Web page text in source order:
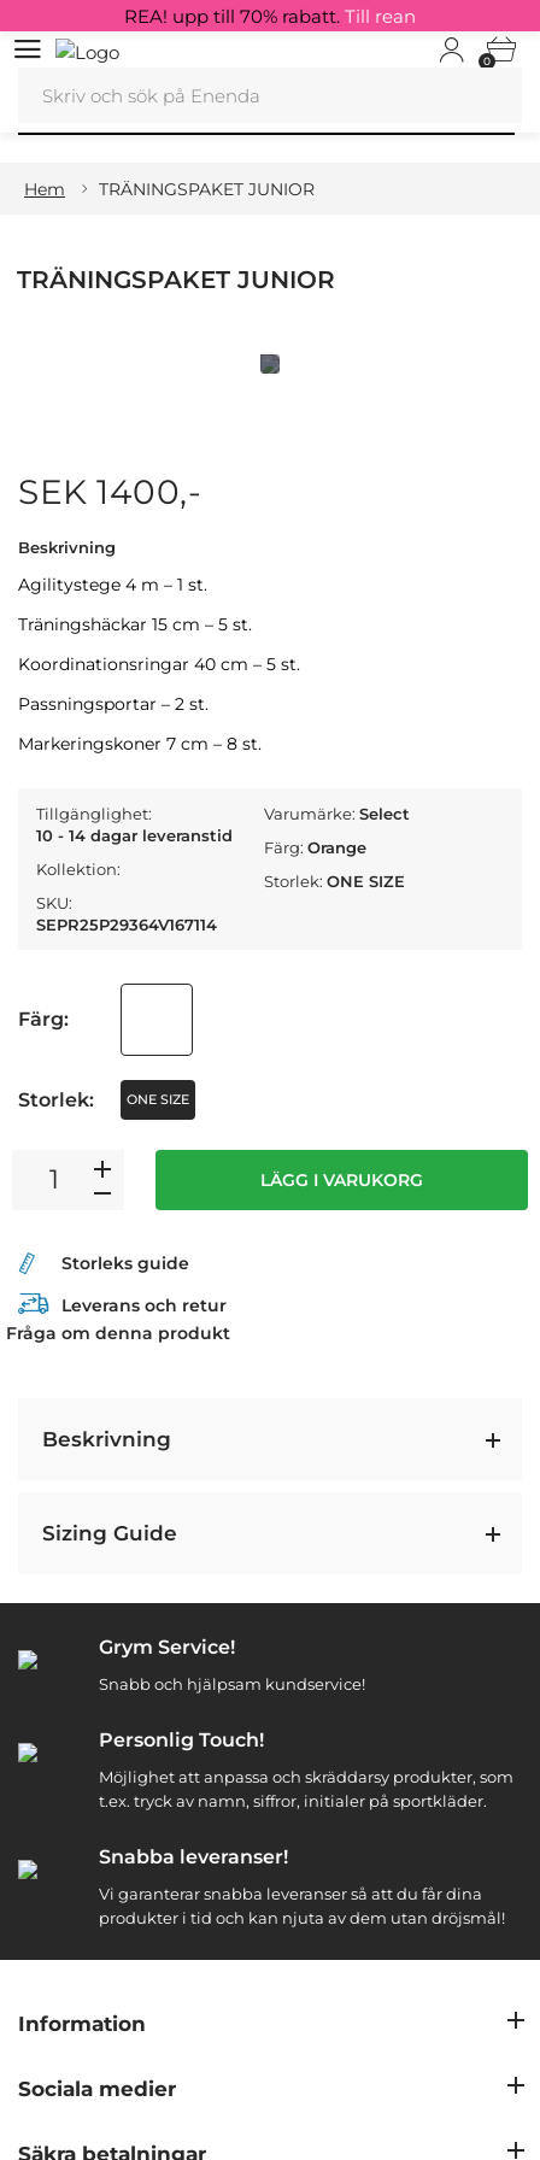
0
REA! upp till 70% rabatt. Till rean
Hem TRÄNINGSPAKET JUNIOR
TRÄNINGSPAKET JUNIOR
SEK 1400,-
Beskrivning
Agilitystege 4 m – 1 st.
Träningshäckar 15 cm – 5 st.
Koordinationsringar 40 cm – 5 st.
Passningsportar – 2 st.
Markeringskoner 7 cm – 8 st.
Tillgänglighet:
10 - 14 dagar leveranstid
Kollektion:
SKU:
SEPR25P29364V167114
Varumärke:Select
Färg:Orange
Storlek:ONE SIZE
Färg:
Storlek: ONE SIZE
LÄGG I VARUKORG
Storleks guide
Leverans och retur
Fråga om denna produkt
Beskrivning
Sizing Guide
Grym Service!
Snabb och hjälpsam kundservice!
Personlig Touch!
Möjlighet att anpassa och skräddarsy produkter, som
t.ex. tryck av namn, siffror, initialer på sportkläder.
Snabba leveranser!
Vi garanterar snabba leveranser så att du får dina
produkter i tid och kan njuta av dem utan dröjsmål!
Information
Sociala medier
Säkra betalningar